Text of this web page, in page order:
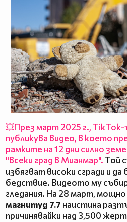
💥През март 2025 г.,
публикува видео, в което
рамките на 12 дни силно
"всеки град в Мианмар". Той
избягват високи сгради и
бедствие. Видеото му
гледания. ​На 28 март, мощно
магнитуд 7.7 наистина
причинявайки над 3,500